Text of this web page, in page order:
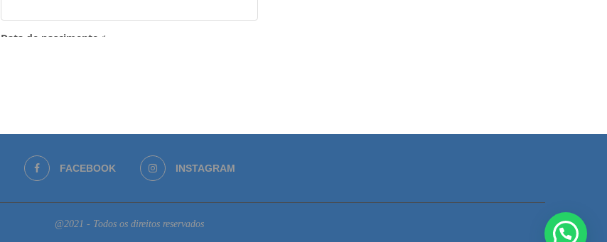
FACEBOOK INSTAGRAM
@2021 - Todos os direitos reservados